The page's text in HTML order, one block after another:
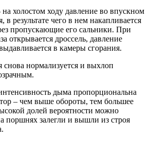
холостом ходу давление во впускном
в результате чего в нем накапливается
пропускающие его сальники. При
открывается дроссель, давление
в камеры сгорания.
снова нормализуется и выхлоп
дыма пропорциональна
– чем выше обороты, тем большее
долей вероятности можно
поршнях залегли и вышли из строя